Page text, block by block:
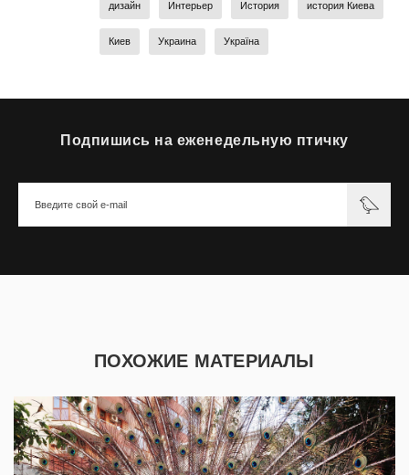
дизайн Интерьер История история Киева
Киев Украина Україна
Подпишись на еженедельную птичку
ПОХОЖИЕ МАТЕРИАЛЫ